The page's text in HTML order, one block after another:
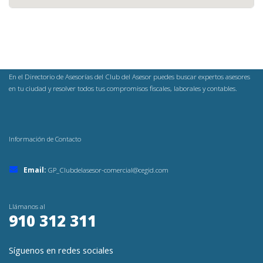
En el Directorio de Asesorías del Club del Asesor puedes buscar expertos asesores
en tu ciudad y resolver todos tus compromisos fiscales, laborales y contables.
Información de Contacto
Email: GP_Clubdelasesor-comercial@cegid.com
Llámanos al
910 312 311
Síguenos en redes sociales